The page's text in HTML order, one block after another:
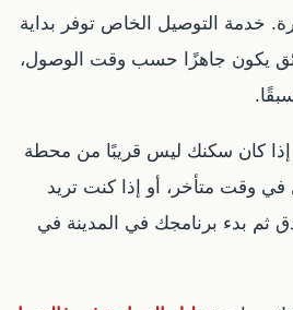
خدمة التوصيل الخاص توفر بداية
يكون جاهزًا حسب وقت الوصول،
إذا كان سكنك ليس قريبًا من محطة
في وقت متأخر، أو إذا كنت تريد
ثم بدء برنامجك في المدينة في